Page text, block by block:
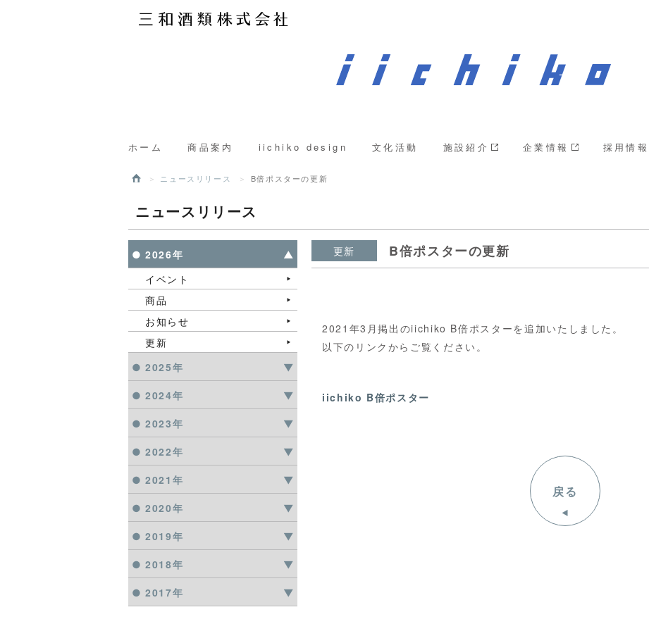
ホーム 商品案内 iichiko design 文化活動 施設紹介 企業情報 採用情報
ニュースリリース B倍ポスターの更新
ニュースリリース
更新 B倍ポスターの更新
2021年3月掲出のiichiko B倍ポスターを追加いたしました。
以下のリンクからご覧ください。
iichiko B倍ポスター
戻る
2026年
イベント
商品
お知らせ
更新
2025年
2024年
2023年
2022年
2021年
2020年
2019年
2018年
2017年